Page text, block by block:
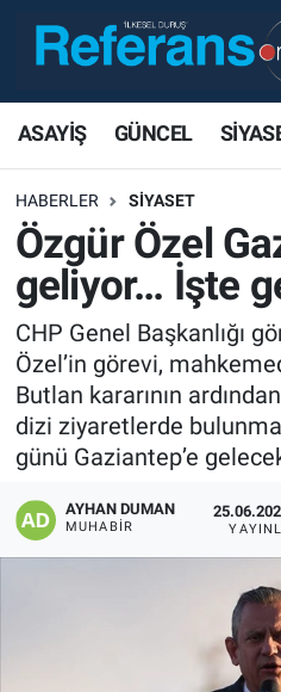
ASAYİŞ GÜNCEL
HABERLER SİYASET
Özgür Özel
geliyor… İşte
CHP Genel Başkanlığı
Özel’in görevi,
Butlan kararının
dizi ziyaretlerde
günü Gaziantep’e
AYHAN DUMAN
MUHABIR